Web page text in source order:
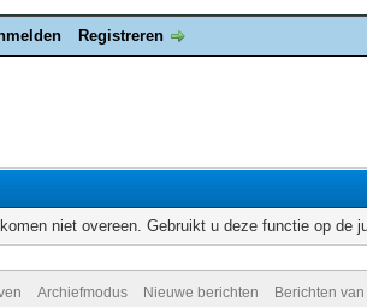
Registreren
niet overeen. Gebruikt u deze functie op de
Archiefmodus Nieuwe berichten Berichten